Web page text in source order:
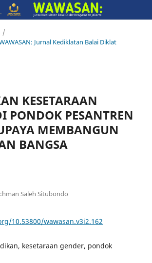
/
Jurnal Kediklatan Balai Diklat
KESETARAAN
PONDOK PESANTREN
MEMBANGUN
BANGSA
Saleh Situbondo
10.53800/wawasan.v3i2.162
kesetaraan gender, pondok